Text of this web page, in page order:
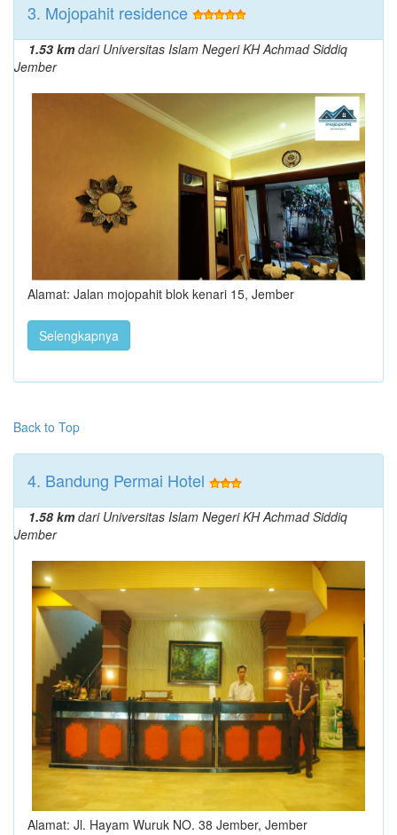
3. Mojopahit residence
1.53 kmdari Universitas Islam Negeri KH Achmad Siddiq
Jember
Alamat: Jalan mojopahit blok kenari 15, Jember
Selengkapnya
Back to Top
4. Bandung Permai Hotel
1.58 kmdari Universitas Islam Negeri KH Achmad Siddiq
Jember
Alamat: Jl. Hayam Wuruk NO. 38 Jember, Jember